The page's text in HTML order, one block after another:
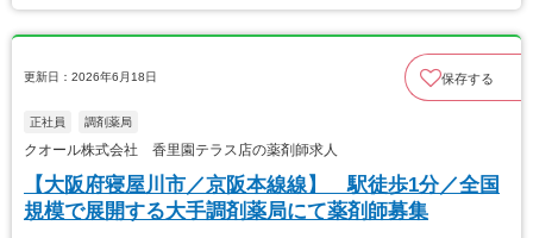
更新日：2026年6月18日 保存する
正社員 調剤薬局
クオール株式会社 香里園テラス店の薬剤師求人
【大阪府寝屋川市／京阪本線線】 駅徒歩1分／全国
規模で展開する大手調剤薬局にて薬剤師募集